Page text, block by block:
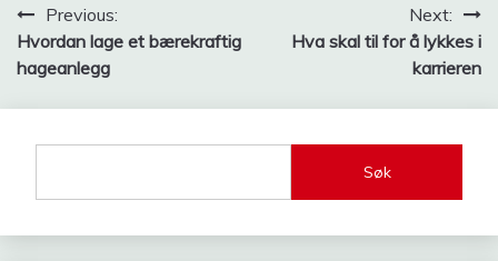
Innleggsnavigasjon
Previous:
Hvordan lage et bærekraftig
hageanlegg
Next:
Hva skal til for å lykkes i
karrieren
Søk